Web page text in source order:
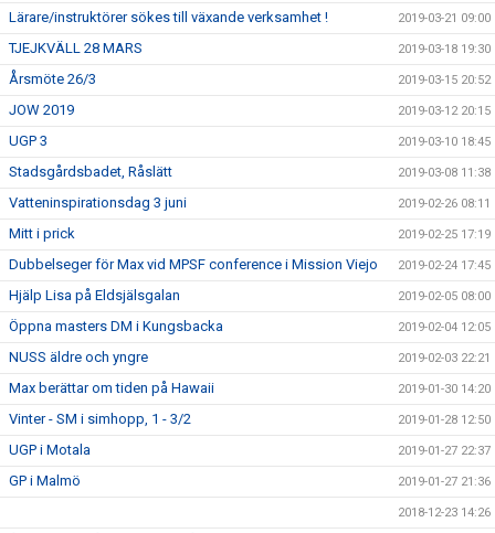
Lärare/instruktörer sökes till växande verksamhet ! 2019-03-21 09:00
TJEJKVÄLL 28 MARS 2019-03-18 19:30
Årsmöte 26/3 2019-03-15 20:52
JOW 2019 2019-03-12 20:15
UGP 3 2019-03-10 18:45
Stadsgårdsbadet, Råslätt 2019-03-08 11:38
Vatteninspirationsdag 3 juni 2019-02-26 08:11
Mitt i prick 2019-02-25 17:19
Dubbelseger för Max vid MPSF conference i Mission Viejo 2019-02-24 17:45
Hjälp Lisa på Eldsjälsgalan 2019-02-05 08:00
Öppna masters DM i Kungsbacka 2019-02-04 12:05
NUSS äldre och yngre 2019-02-03 22:21
Max berättar om tiden på Hawaii 2019-01-30 14:20
Vinter - SM i simhopp, 1 - 3/2 2019-01-28 12:50
UGP i Motala 2019-01-27 22:37
GP i Malmö 2019-01-27 21:36
2018-12-23 14:26